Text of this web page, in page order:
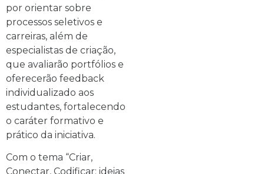
por orientar sobre
processos seletivos e
carreiras, além de
especialistas de criação,
que avaliarão portfólios e
oferecerão feedback
individualizado aos
estudantes, fortalecendo
o caráter formativo e
prático da iniciativa.
Com o tema “Criar,
Conectar, Codificar: ideias